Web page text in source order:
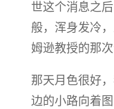
世这个消息之
般，浑身发冷
姆逊教授的那次
那天月色很好
边的小路向着图